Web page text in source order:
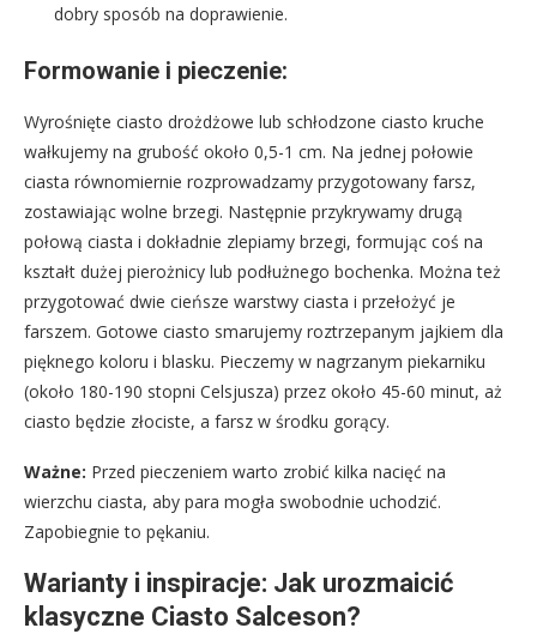
dobry sposób na doprawienie.
Formowanie i pieczenie:
Wyrośnięte ciasto drożdżowe lub schłodzone ciasto kruche
wałkujemy na grubość około 0,5-1 cm. Na jednej połowie
ciasta równomiernie rozprowadzamy przygotowany farsz,
zostawiając wolne brzegi. Następnie przykrywamy drugą
połową ciasta i dokładnie zlepiamy brzegi, formując coś na
kształt dużej pierożnicy lub podłużnego bochenka. Można też
przygotować dwie cieńsze warstwy ciasta i przełożyć je
farszem. Gotowe ciasto smarujemy roztrzepanym jajkiem dla
pięknego koloru i blasku. Pieczemy w nagrzanym piekarniku
(około 180-190 stopni Celsjusza) przez około 45-60 minut, aż
ciasto będzie złociste, a farsz w środku gorący.
Ważne: Przed pieczeniem warto zrobić kilka nacięć na
wierzchu ciasta, aby para mogła swobodnie uchodzić.
Zapobiegnie to pękaniu.
Warianty i inspiracje: Jak urozmaicić
klasyczne Ciasto Salceson?